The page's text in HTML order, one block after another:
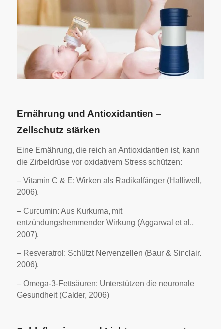
Ernährung und Antioxidantien –
Zellschutz stärken
Eine Ernährung, die reich an Antioxidantien ist, kann
die Zirbeldrüse vor oxidativem Stress schützen:
– Vitamin C & E: Wirken als Radikalfänger (Halliwell,
2006).
– Curcumin: Aus Kurkuma, mit
entzündungshemmender Wirkung (Aggarwal et al.,
2007).
– Resveratrol: Schützt Nervenzellen (Baur & Sinclair,
2006).
– Omega-3-Fettsäuren: Unterstützen die neuronale
Gesundheit (Calder, 2006).